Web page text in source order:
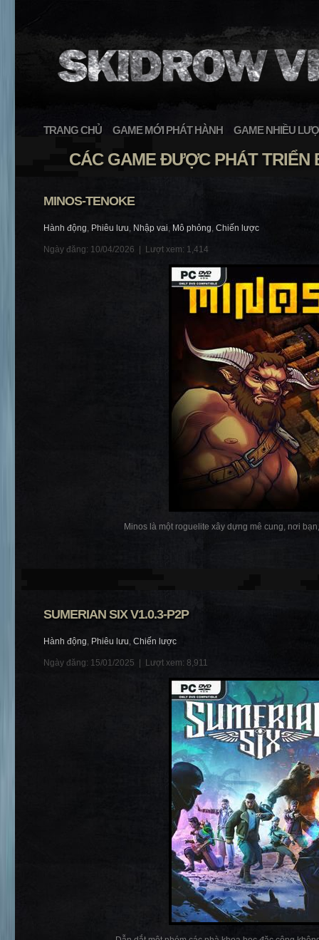
TRANG CHỦ GAME MỚI PHÁT HÀNH GAME NHIỀU
CÁC GAME ĐƯỢC PHÁT TRIỂN
MINOS-TENOKE
Hành động, Phiêu lưu, Nhập vai, Mô phỏng, Chiến lược
Ngày đăng: 10/04/2026 | Lượt xem: 1,414
Minos là một roguelite xây dựng mê cung, nơi
SUMERIAN SIX V1.0.3-P2P
Hành động, Phiêu lưu, Chiến lược
Ngày đăng: 15/01/2025 | Lượt xem: 8,911